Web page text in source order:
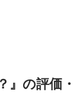
』の評価・